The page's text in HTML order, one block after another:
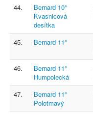
44.
Bernard 10°
Kvasnicová
desítka
45. Bernard 11°
46.
Bernard 11°
Humpolecká
47.
Bernard 11°
Polotmavý